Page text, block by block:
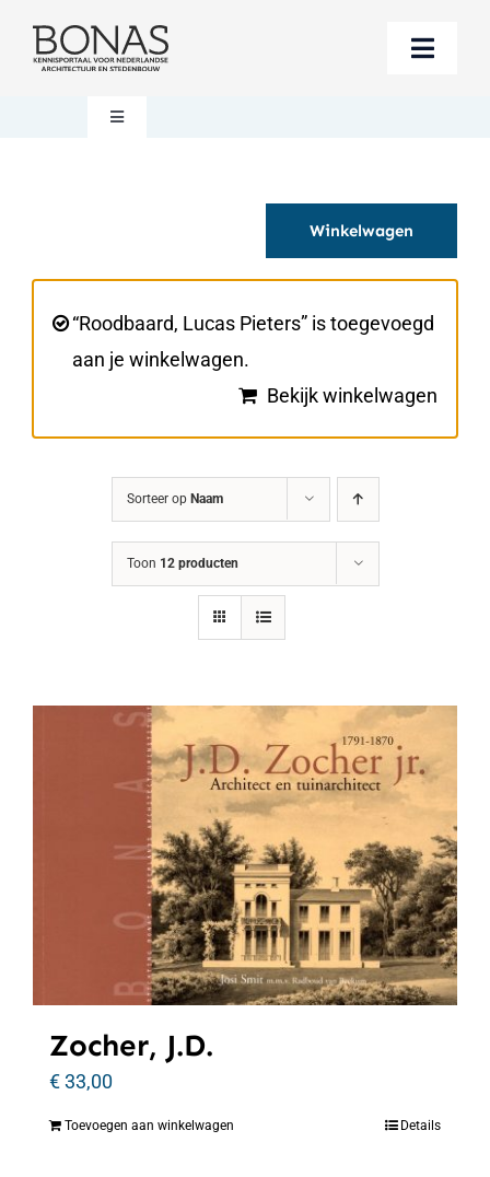
naar
Toggle
Berichten
Steun BONAS
Toggle
Winkelwagen
Winkelwagen
“Roodbaard, Lucas Pieters” is toegevoegd
aan je winkelwagen.
Bekijk winkelwagen
Sorteer op Naam
Toon 12 producten
Zocher, J.D.
€33,00
Toevoegen aan winkelwagen Details